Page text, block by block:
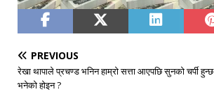
PREVIOUS
रेखा थापाले प्रचण्ड भनिन हाम्रो सत्ता आएपछि सुनको चर्पी हुन्छ
भनेको होइन ?